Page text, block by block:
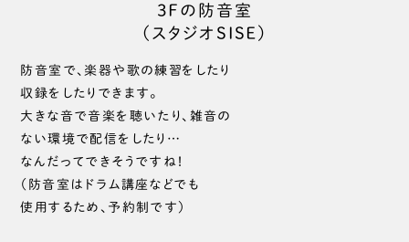
3Fの防音室
（スタジオSISE）
防音室で、楽器や歌の練習をしたり
収録をしたりできます。
大きな音で音楽を聴いたり、雑音の
ない環境で配信をしたり…
なんだってできそうですね！
（防音室はドラム講座などでも
使用するため、予約制です）